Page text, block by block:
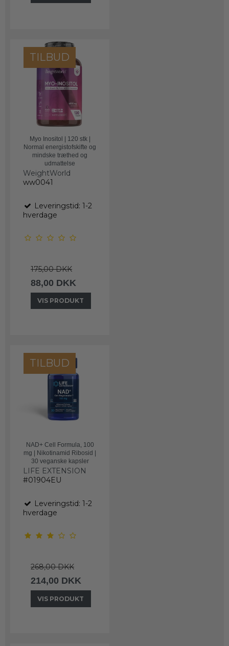
TILBUD
Myo Inositol | 120 stk |
Normal energistofskifte og
mindske træthed og
udmattelse
WeightWorld
ww0041
Leveringstid: 1-2
hverdage
175,00 DKK
88,00 DKK
VIS PRODUKT
TILBUD
NAD+ Cell Formula, 100
mg | Nikotinamid Ribosid |
30 veganske kapsler
LIFE EXTENSION
#01904EU
Leveringstid: 1-2
hverdage
268,00 DKK
214,00 DKK
VIS PRODUKT